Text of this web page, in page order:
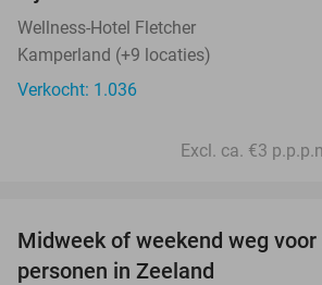
Wellness-Hotel Fletcher
Kamperland (+9 locaties)
Verkocht: 1.036
Excl. ca. €3
Midweek of weekend weg
personen in Zeeland